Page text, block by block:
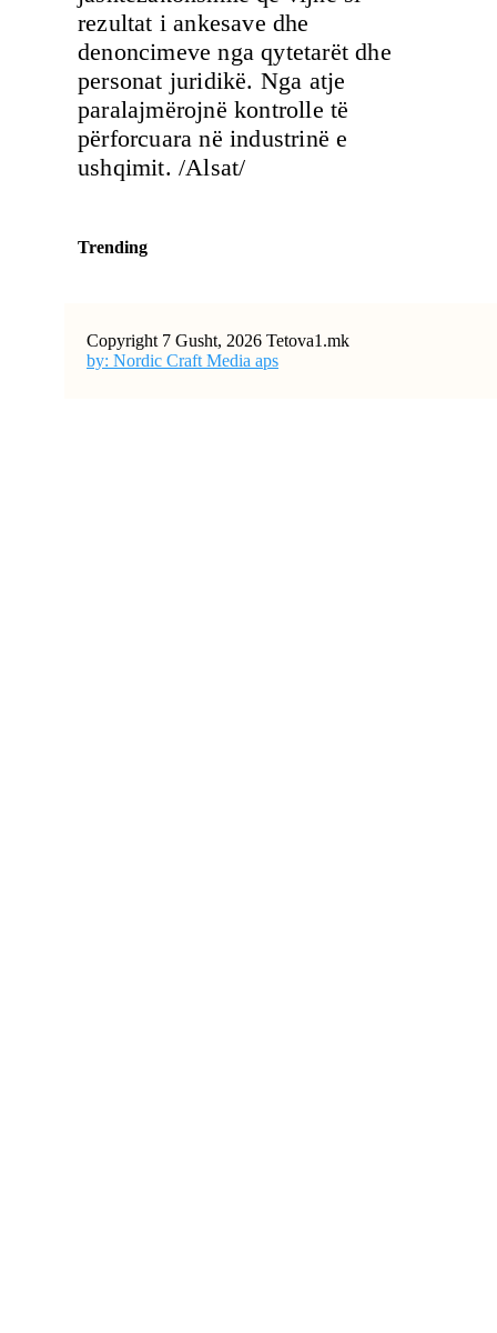
rezultat i ankesave dhe
denoncimeve nga qytetarët dhe
personat juridikë. Nga atje
paralajmërojnë kontrolle të
përforcuara në industrinë e
ushqimit. /Alsat/
Trending
Copyright 7 Gusht, 2026 Tetova1.mk
by: Nordic Craft Media aps